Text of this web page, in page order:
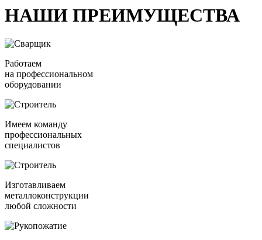
НАШИ ПРЕИМУЩЕСТВА
Работаем
на профессиональном
оборудовании
Имеем команду
профессиональных
специалистов
Изготавливаем
металлоконструкции
любой сложности